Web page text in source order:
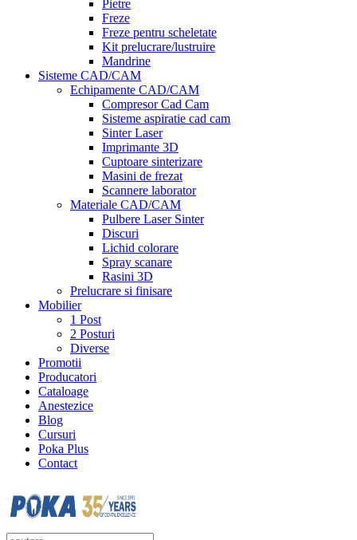
Pietre
Freze
Freze pentru scheletate
Kit prelucrare/lustruire
Mandrine
Sisteme CAD/CAM
Echipamente CAD/CAM
Compresor Cad Cam
Sisteme aspiratie cad cam
Sinter Laser
Imprimante 3D
Cuptoare sinterizare
Masini de frezat
Scannere laborator
Materiale CAD/CAM
Pulbere Laser Sinter
Discuri
Lichid colorare
Spray scanare
Rasini 3D
Prelucrare si finisare
Mobilier
1 Post
2 Posturi
Diverse
Promotii
Producatori
Cataloage
Anestezice
Blog
Cursuri
Poka Plus
Contact